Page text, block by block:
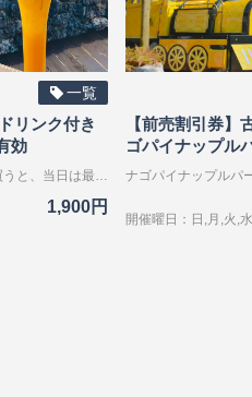
一覧
リンク付き
効
事前にタワードリンク付き入園券を買うと、当日は最大300円オフでタワードリンクが飲める♪ 高さ約45cmのタワードリンクは、写真映え間違いなし！ 古宇利ブルーの海と古宇利大橋を眺めながらお楽しみいただけます。 アルコールもソフトドリンクもご用意しております。 〇タワードリンク提供場所 レストランOcean Blue 営業時間 11:00 - 17:00（ラストオーダー food16:00・drink16:30） 〇古宇利オーシャンタワー 海抜82mから古宇利大橋とオーシャンブルーの絶景をお楽しみいただけます。 1階には古宇利島資料館、2、3階には屋内展望フロアと、オーシャンデッキがございます。
1,900円
【前売割引券】
ゴパイナップル
開催曜日：日,月,火,